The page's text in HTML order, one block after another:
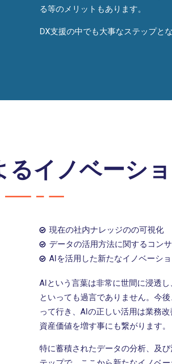
る等のメリットもあります。
DX支援の中でも大事なステップとな
るイノベーシ
現在の社内ナレッジのの可視化
データの活用方法に関するコン
AIを活用した新たなイノベーシ
AIという言葉は非常に世間に浸透
といっても過言でありません。今
って行き、AIの正しい活用は業務
資産価値を増す事にも繋がります。
特に蓄積されたデータの分析、及